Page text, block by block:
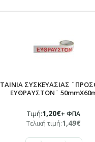
ΤΑΙΝΙΑ ΣΥΣΚΕΥΑΣΙΑΣ
ΕΥΘΡΑΥΣΤΟΝ¨
Τιμή:1,20€+ ΦΠΑ
Τελική τιμή:1,49€